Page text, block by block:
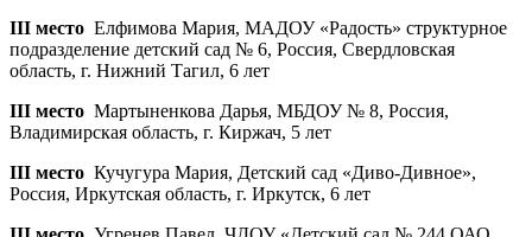
III место Елфимова Мария, МАДОУ «Радость» структурное
подразделение детский сад № 6, Россия, Свердловская
область, г. Нижний Тагил, 6 лет
III место Мартыненкова Дарья, МБДОУ № 8, Россия,
Владимирская область, г. Киржач, 5 лет
III место Кучугура Мария, Детский сад «Диво-Дивное»,
Россия, Иркутская область, г. Иркутск, 6 лет